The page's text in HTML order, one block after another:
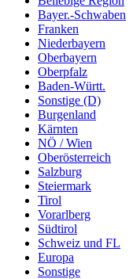
Bayer.-Schwaben
Franken
Niederbayern
Oberbayern
Oberpfalz
Baden-Württ.
Sonstige (D)
Burgenland
Kärnten
NÖ / Wien
Oberösterreich
Salzburg
Steiermark
Tirol
Vorarlberg
Südtirol
Schweiz und FL
Europa
Sonstige